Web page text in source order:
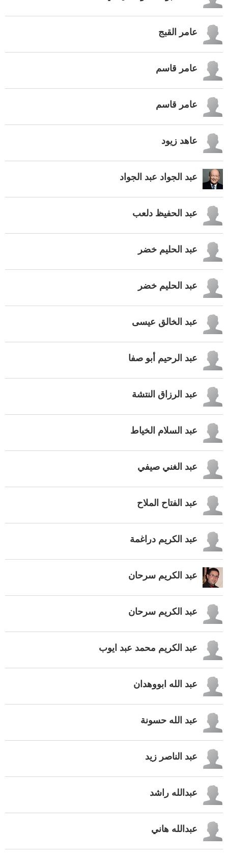
عامر القبج
عامر قاسم
عامر قاسم
عاهد زيود
عبد الجواد عبد الجواد
عبد الحفيظ دلعب
عبد الحليم خضر
عبد الحليم خضر
عبد الخالق عيسى
عبد الرحيم أبو صفا
عبد الرزاق النتشة
عبد السلام الخياط
عبد الغني صيفي
عبد الفتاح الملاح
عبد الكريم دراغمة
عبد الكريم سرحان
عبد الكريم سرحان
عبد الكريم محمد عبد ايوب
عبد الله ابووهدان
عبد الله حسونة
عبد الناصر زيد
عبدالله راشد
عبدالله هاني